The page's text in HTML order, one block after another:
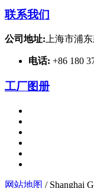
联系我们
公司地址: 上海市浦
电话: +86 180
工厂图册
网站地图 / Shanghai